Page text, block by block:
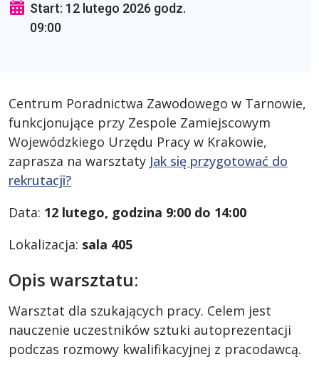
Start: 12 lutego 2026 godz.
09:00
Centrum Poradnictwa Zawodowego w Tarnowie,
funkcjonujące przy Zespole Zamiejscowym
Wojewódzkiego Urzędu Pracy w Krakowie,
zaprasza na warsztaty Jak się przygotować do
rekrutacji?
Data: 12 lutego, godzina 9:00 do 14:00
Lokalizacja: sala 405
Opis warsztatu:
Warsztat dla szukających pracy. Celem jest
nauczenie uczestników sztuki autoprezentacji
podczas rozmowy kwalifikacyjnej z pracodawcą.